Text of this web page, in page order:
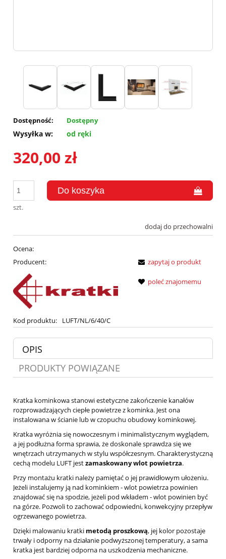
Dostępność: Dostępny
Wysyłka w: od ręki
320,00 zł
szt.
dodaj do przechowalni
Ocena:
Producent:
Kod produktu: LUFT/NL/6/40/C
zapytaj o produkt
poleć znajomemu
OPIS
PRODUKTY POWIĄZANE
Kratka kominkowa stanowi estetyczne zakończenie kanałów
rozprowadzających ciepłe powietrze z kominka. Jest ona
instalowana w ścianie lub w czopuchu obudowy kominkowej.
Kratka wyróżnia się nowoczesnym i minimalistycznym wyglądem,
a jej podłużna forma sprawia, że doskonale sprawdza się we
wnętrzach utrzymanych w stylu współczesnym. Charakterystyczną
cechą modelu LUFT jestzamaskowany wlot powietrza.
Przy montażu kratki należy pamiętać o jej prawidłowym ułożeniu.
Jeżeli instalujemy ją nad kominkiem - wlot powietrza powinien
znajdować się na spodzie, jeżeli pod wkładem - wlot powinien być
na górze. Pozwoli to zachować odpowiedni, konwekcyjny przepływ
ogrzewanego powietrza.
Dzięki malowaniu kratki metodą proszkową, jej kolor pozostaje
trwały i odporny na działanie podwyższonej temperatury, a sama
kratka jest bardziej odporna na uszkodzenia mechaniczne.